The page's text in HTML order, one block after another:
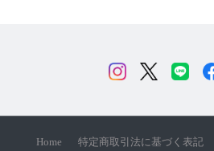
Home 特定商取引法に基づく表記